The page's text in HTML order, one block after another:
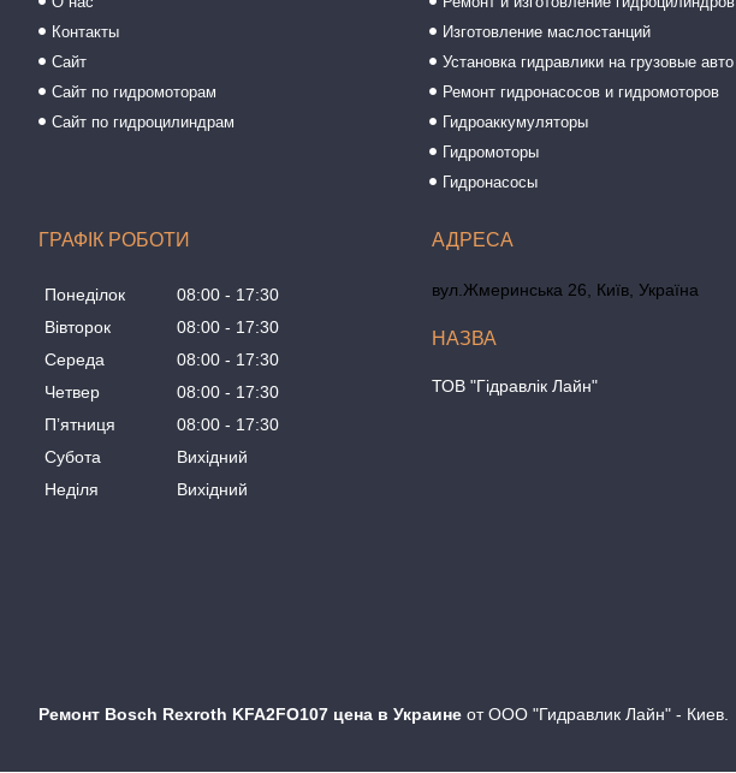
Контакты
Сайт
Сайт по гидромоторам
Сайт по гидроцилиндрам
Изготовление маслостанций
Установка гидравлики на грузовые авто
Ремонт гидронасосов и гидромоторов
Гидроаккумуляторы
Гидромоторы
Гидронасосы
ГРАФІК РОБОТИ
Понеділок 08:00
17:30
Вівторок
08:00
17:30
Середа
08:00
17:30
Четвер
08:00
17:30
Пʼятниця
08:00
17:30
Субота
Вихідний
Неділя
Вихідний
вул.Жмеринська 26, Київ, Україна
ТОВ "Гідравлік Лайн"
Ремонт Bosch Rexroth KFA2FO107 цена в Украине от ООО "Гидравлик Лайн" - Киев.